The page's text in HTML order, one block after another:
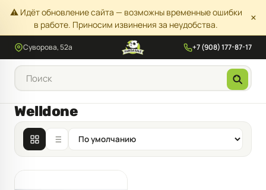
⚠️ Идёт обновление сайта — возможны временные ошибки
в работе. Приносим извинения за неудобства.
×
Суворова, 52а +7 (908) 177-87-17
Welldone